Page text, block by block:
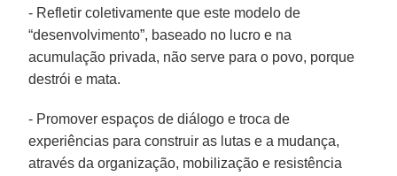
- Refletir coletivamente que este modelo de
“desenvolvimento”, baseado no lucro e na
acumulação privada, não serve para o povo, porque
destrói e mata.
- Promover espaços de diálogo e troca de
experiências para construir as lutas e a mudança,
através da organização, mobilização e resistência